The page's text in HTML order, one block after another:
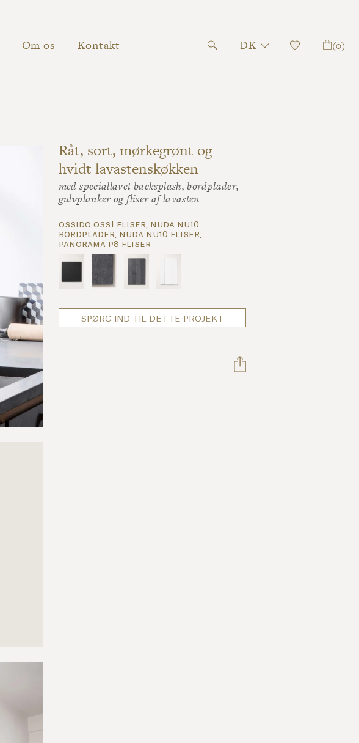
Om os Kontakt DK (0)
Råt, sort, mørkegrønt og
hvidt lavastenskøkken
med speciallavet backsplash, bordplader,
gulvplanker og fliser af lavasten
ossido oss1 fliser, nuda nu10
bordplader, nuda nu10 fliser,
panorama p8 fliser
SPØRG IND TIL DETTE PROJEKT